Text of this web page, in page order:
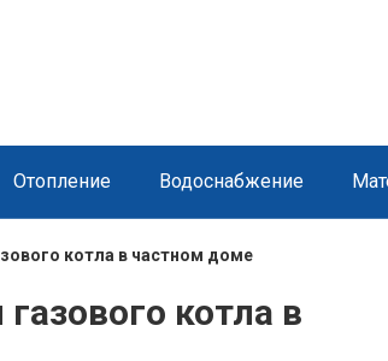
Отопление Водоснабжение
котла в частном доме
котла в